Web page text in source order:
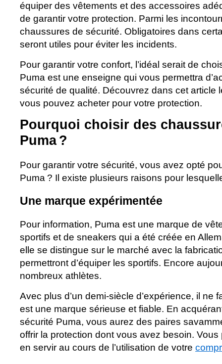
équiper des vêtements et des accessoires
de garantir votre protection. Parmi les
chaussures de sécurité. Obligatoires dans
seront utiles pour éviter les incidents.
Pour garantir votre confort, l’idéal serait de
Puma est une enseigne qui vous permettra
sécurité de qualité. Découvrez dans cet article
vous pouvez acheter pour votre protection.
Pourquoi choisir des
Puma ?
Pour garantir votre sécurité, vous avez opté
Puma ? Il existe plusieurs raisons pour
Une marque expérimentée
Pour information, Puma est une marque de
sportifs et de sneakers qui a été créée en
elle se distingue sur le marché avec la
permettront d’équiper les sportifs. Encore
nombreux athlètes.
Avec plus d’un demi-siècle d’expérience, il ne
est une marque sérieuse et fiable. En
sécurité Puma, vous aurez des paires
offrir la protection dont vous avez besoin.
en servir au cours de l’utilisation de votre